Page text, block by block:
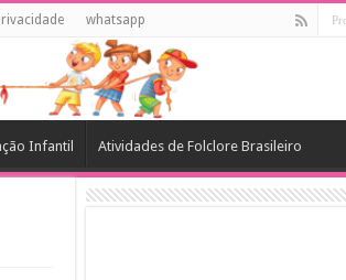
whatsapp
Infantil Atividades de Folclore Brasileiro